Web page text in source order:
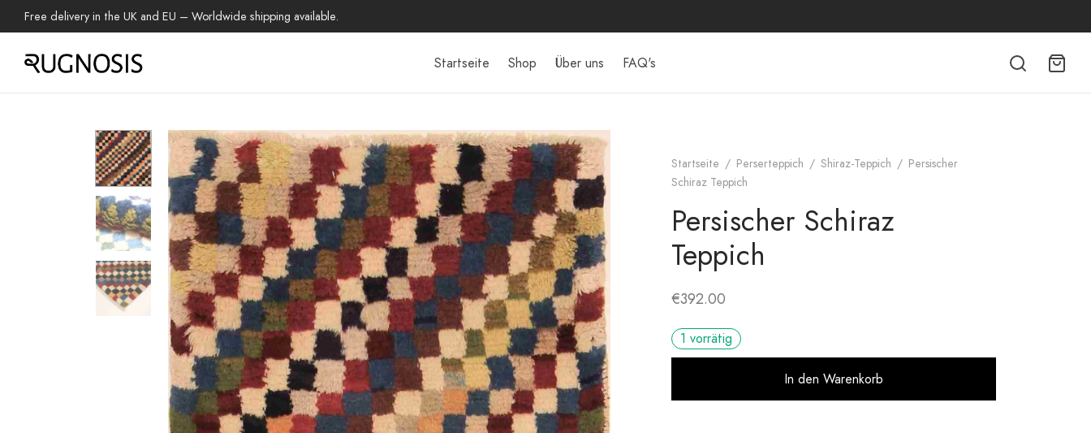
Free delivery in the UK and EU – Worldwide shipping available.
Startseite Shop Über uns FAQ's
Startseite / Perserteppich / Shiraz-Teppich / Persischer
Schiraz Teppich
Persischer Schiraz
Teppich
€392.00
1 vorrätig
In den Warenkorb